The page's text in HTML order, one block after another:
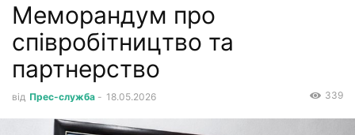
Меморандум про
співробітництво та
партнерство
від Прес-служба - 18.05.2026 339